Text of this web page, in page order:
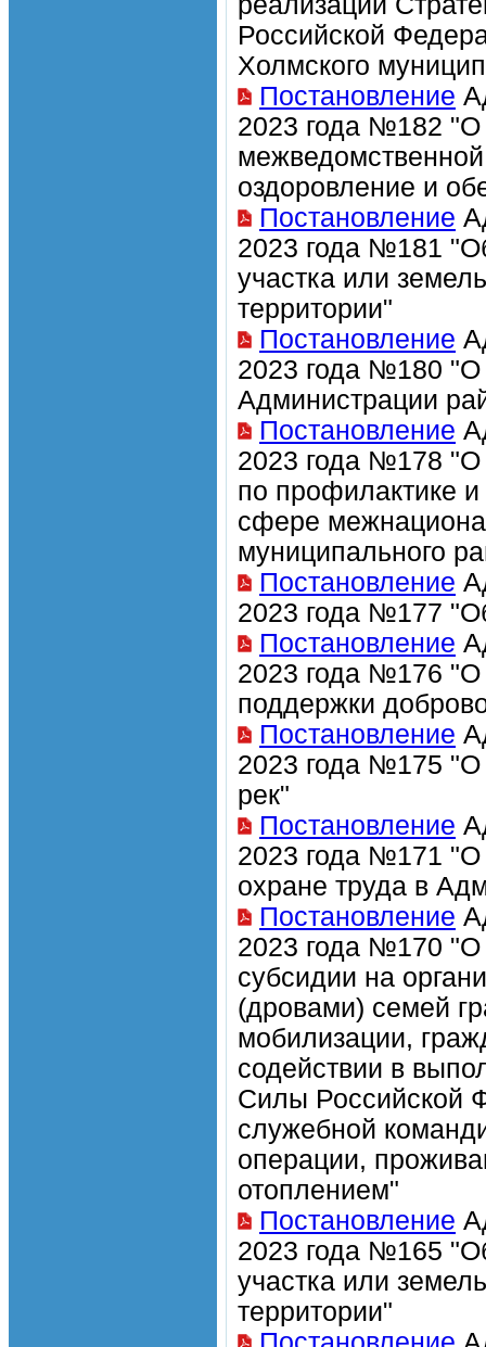
Российской
Холмского
Постановление
2023 года №182 "О
оздоровление и
Постановление
2023 года №181
участка или
территории"
Постановление
2023 года №180 "О
Администрации
Постановление
2023 года №178 "О
по профилактике
сфере
муниципального
Постановление
2023 года №177
Постановление
2023 года №176 "О
поддержки
Постановление
2023 года №175 "О
рек"
Постановление
2023 года №171 "О
охране труда в
Постановление
2023 года №170 "О
субсидии на
(дровами) семей
мобилизации,
содействии в
Силы Российской
служебной
операции,
отоплением"
Постановление
2023 года №165
участка или
территории"